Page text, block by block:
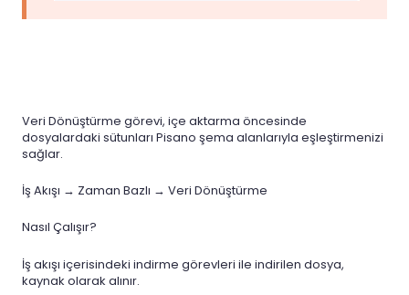
Veri Dönüştürme görevi, içe aktarma öncesinde
dosyalardaki sütunları Pisano şema alanlarıyla eşleştirmenizi
sağlar.
İş Akışı → Zaman Bazlı → Veri Dönüştürme
Nasıl Çalışır?
İş akışı içerisindeki indirme görevleri ile indirilen dosya,
kaynak olarak alınır.